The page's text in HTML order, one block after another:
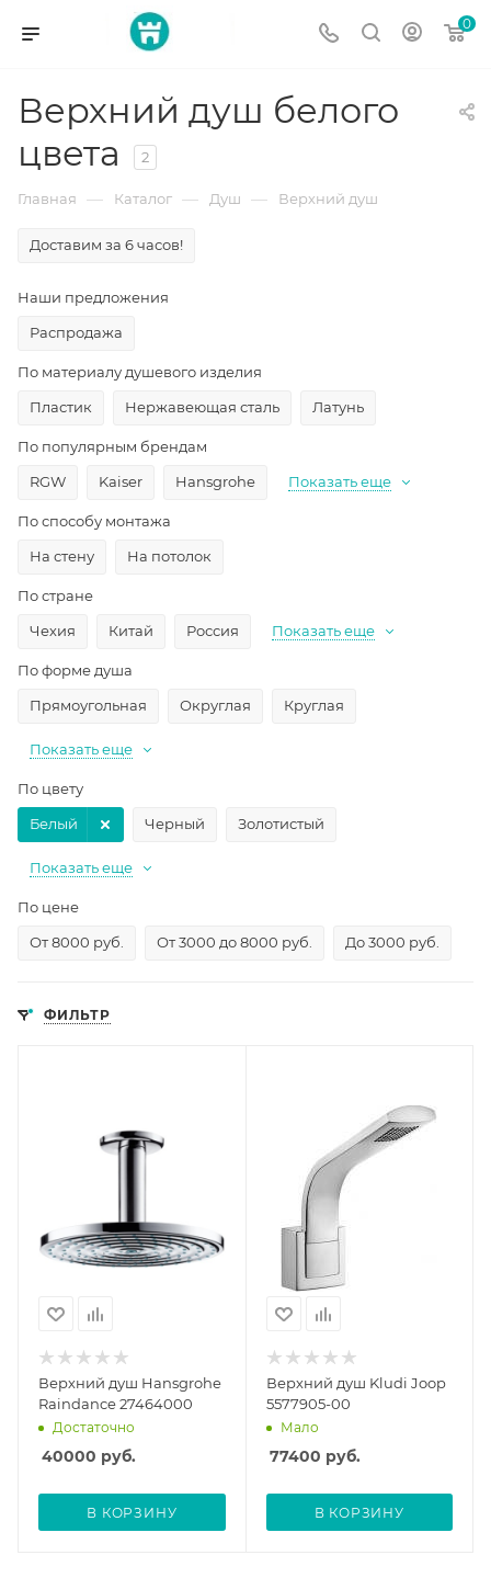
0
Верхний душ белого
цвета
2
Главная — Каталог — Душ — Верхний душ
Доставим за 6 часов!
Наши предложения
Распродажа
По материалу душевого изделия
Пластик
Нержавеющая сталь Латунь
По популярным брендам
RGW
Kaiser Hansgrohe Показать еще
По способу монтажа
На стену
На потолок
По стране
Чехия
Китай Россия Показать еще
По форме душа
Прямоугольная
Округлая Круглая
Показать еще
По цвету
Черный
Белый Золотистый
Показать еще
По цене
От 8000 руб.
От 3000 до 8000 руб. До 3000 руб.
ФИЛЬТР
Верхний душ Hansgrohe
Raindance 27464000
Достаточно
40000 руб.
В КОРЗИНУ
Верхний душ Kludi Joop
5577905-00
Мало
77400 руб.
В КОРЗИНУ